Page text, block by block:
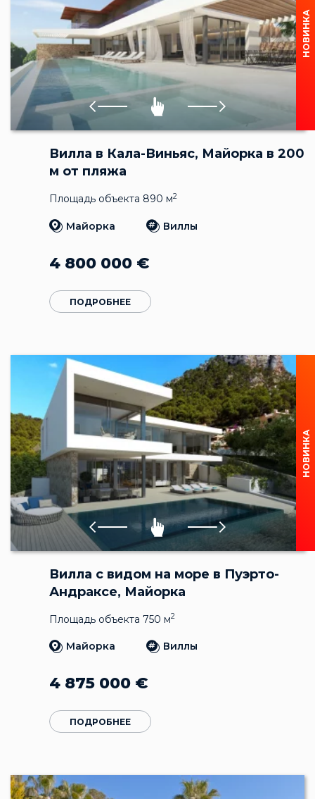
НОВИНКА
Вилла в Кала-Виньяс, Майорка в 200
м от пляжа
Площадь объекта 890 м2
Майорка Виллы
4 800 000 €
ПОДРОБНЕЕ
НОВИНКА
Вилла с видом на море в Пуэрто-
Андраксе, Майорка
Площадь объекта 750 м2
Майорка Виллы
4 875 000 €
ПОДРОБНЕЕ